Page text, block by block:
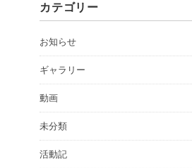
カテゴリー
お知らせ
ギャラリー
動画
未分類
活動記